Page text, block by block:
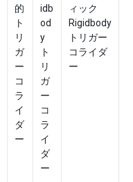
的
ト
リ
ガ
ー
コ
ラ
イ
ダ
ー
idb
od
y
ト
リ
ガ
ー
コ
ラ
イ
ダ
ー
ィック
Rigidbody
トリガー
コライダ
ー